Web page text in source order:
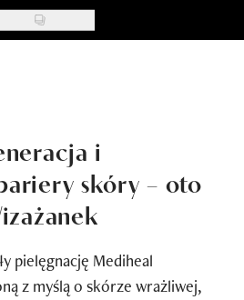
i
skóry – oto
pielęgnację Mediheal
z myślą o skórze wrażliwej,